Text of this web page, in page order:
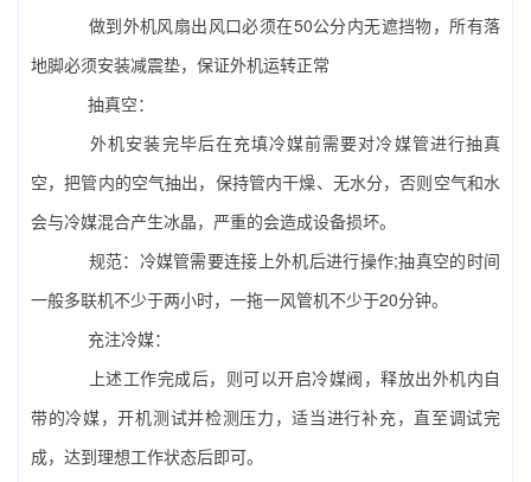
做到外机风扇出风口必须在50公分内无遮挡物，所有落
地脚必须安装减震垫，保证外机运转正常
抽真空：
外机安装完毕后在充填冷媒前需要对冷媒管进行抽真
空，把管内的空气抽出，保持管内干燥、无水分，否则空气和水
会与冷媒混合产生冰晶，严重的会造成设备损坏。
规范：冷媒管需要连接上外机后进行操作;抽真空的时间
一般多联机不少于两小时，一拖一风管机不少于20分钟。
充注冷媒：
上述工作完成后，则可以开启冷媒阀，释放出外机内自
带的冷媒，开机测试并检测压力，适当进行补充，直至调试完
成，达到理想工作状态后即可。